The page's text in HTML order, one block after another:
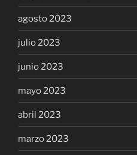
agosto 2023
julio 2023
junio 2023
mayo 2023
abril 2023
marzo 2023